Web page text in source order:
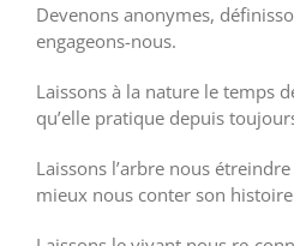
Devenons anonymes,
engageons-nous.
Laissons à la nature le temps
qu’elle pratique depuis
Laissons l’arbre nous
mieux nous conter son